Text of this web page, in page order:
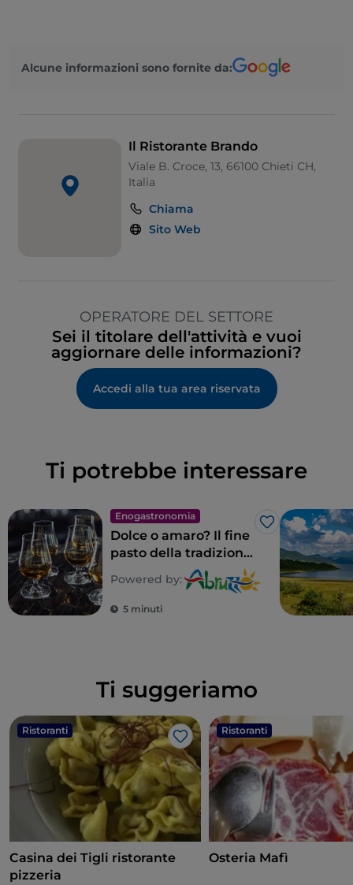
Alcune informazioni sono fornite da:
Il Ristorante Brando
Viale B. Croce, 13, 66100 Chieti CH,
Italia
Chiama
Sito Web
OPERATORE DEL SETTORE
Sei il titolare dell'attività e vuoi
aggiornare delle informazioni?
Accedi alla tua area riservata
Ti potrebbe interessare
Enogastronomia
Like
Dolce o amaro? Il fine
pasto della tradizione
Powered by:
5 minuti
Ti suggeriamo
Ristoranti
Like
Casina dei Tigli ristorante
pizzeria
Ristoranti
Osteria Mafì